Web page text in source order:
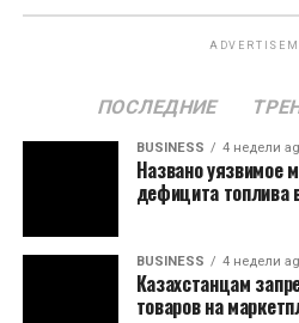
ПОСЛЕДНИЕ
BUSINESS 4 недели
Названо уязвимое
дефицита топлива
BUSINESS 4 недели
Казахстанцам
товаров на